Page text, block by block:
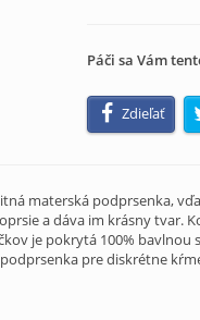
Páči sa Vám
Zdieľať
materská podprsenka,
a dáva im krásny
je pokrytá 100%
pre diskrétne